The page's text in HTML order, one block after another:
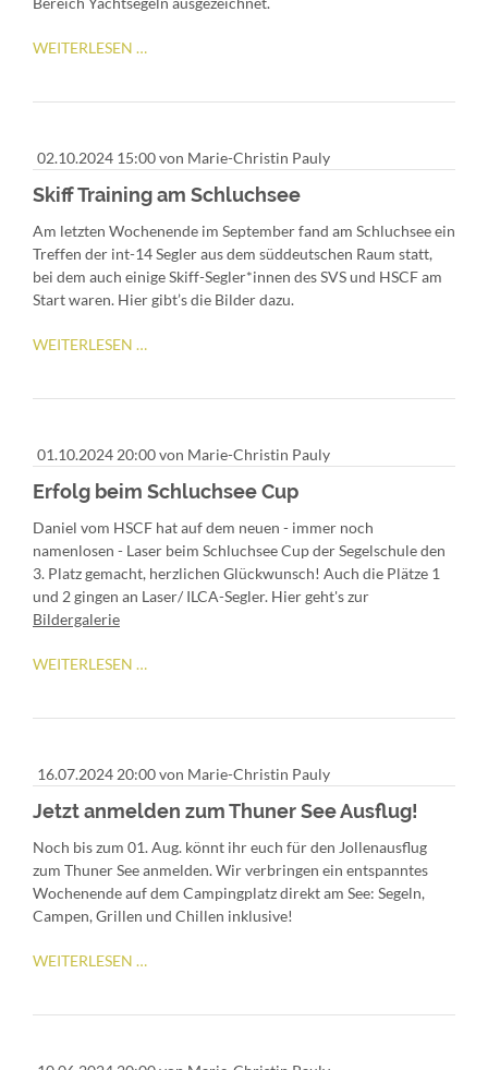
WEITERLESEN …
02.10.2024 15:00von Marie-Christin Pauly
Skiff Training am Schluchsee
Am letzten Wochenende im September fand am Schluchsee ein
Treffen der int-14 Segler aus dem süddeutschen Raum statt,
bei dem auch einige Skiff-Segler*innen des SVS und HSCF am
Start waren. Hier gibt’s die Bilder dazu.
WEITERLESEN …
01.10.2024 20:00von Marie-Christin Pauly
Erfolg beim Schluchsee Cup
Daniel vom HSCF hat auf dem neuen - immer noch
namenlosen - Laser beim Schluchsee Cup der Segelschule den
3. Platz gemacht, herzlichen Glückwunsch! Auch die Plätze 1
und 2 gingen an Laser/ ILCA-Segler. Hier geht's zur
Bildergalerie
WEITERLESEN …
16.07.2024 20:00von Marie-Christin Pauly
Jetzt anmelden zum Thuner See Ausflug!
Noch bis zum 01. Aug. könnt ihr euch für den Jollenausflug
zum Thuner See anmelden. Wir verbringen ein entspanntes
Wochenende auf dem Campingplatz direkt am See: Segeln,
Campen, Grillen und Chillen inklusive!
WEITERLESEN …